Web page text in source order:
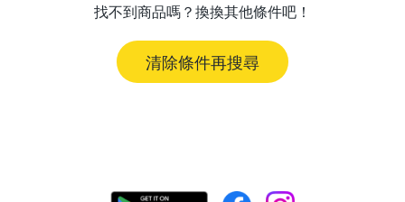
找不到商品嗎？換換其他條件吧！
清除條件再搜尋